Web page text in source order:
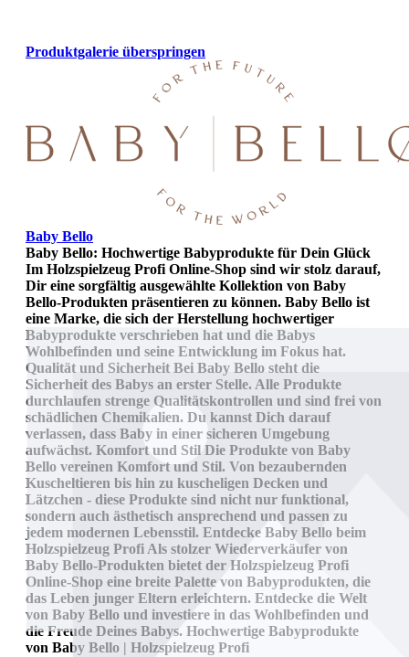
Produktgalerie überspringen
Baby Bello
Baby Bello: Hochwertige Babyprodukte für Dein Glück
Im Holzspielzeug Profi Online-Shop sind wir stolz darauf,
Dir eine sorgfältig ausgewählte Kollektion von Baby
Bello-Produkten präsentieren zu können. Baby Bello ist
eine Marke, die sich der Herstellung hochwertiger
Babyprodukte verschrieben hat und die Babys
Wohlbefinden und seine Entwicklung im Fokus hat.
Qualität und Sicherheit Bei Baby Bello steht die
Sicherheit des Babys an erster Stelle. Alle Produkte
durchlaufen strenge Qualitätskontrollen und sind frei von
schädlichen Chemikalien. Du kannst Dich darauf
verlassen, dass Baby in einer sicheren Umgebung
aufwächst. Komfort und Stil Die Produkte von Baby
Bello vereinen Komfort und Stil. Von bezaubernden
Kuscheltieren bis hin zu kuscheligen Decken und
Lätzchen - diese Produkte sind nicht nur funktional,
sondern auch ästhetisch ansprechend und passen zu
jedem modernen Lebensstil. Entdecke Baby Bello beim
Holzspielzeug Profi Als stolzer Wiederverkäufer von
Baby Bello-Produkten bietet der Holzspielzeug Profi
Online-Shop eine breite Palette von Babyprodukten, die
das Leben junger Eltern erleichtern. Entdecke die Welt
von Baby Bello und investiere in das Wohlbefinden und
die Freude Deines Babys. Hochwertige Babyprodukte
von Baby Bello | Holzspielzeug Profi